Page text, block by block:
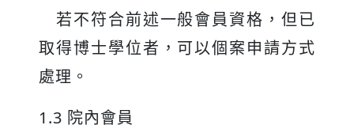
若不符合前述一般會員資格，但已
取得博士學位者，可以個案申請方式
處理。
1.3 院內會員